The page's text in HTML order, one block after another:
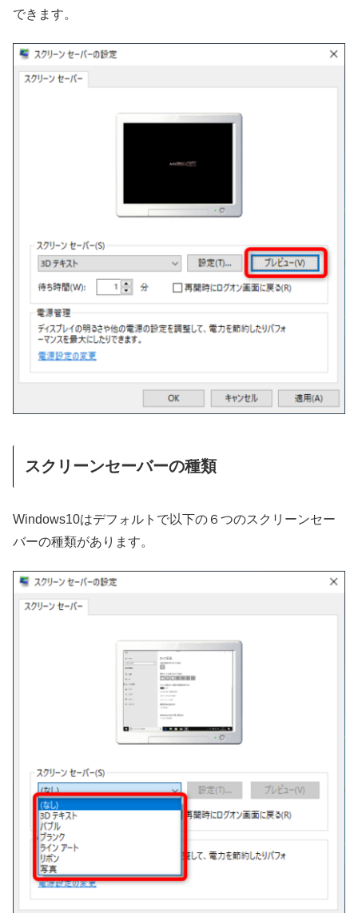
できます。
スクリーンセーバーの種類
Windows10はデフォルトで以下の６つのスクリーンセー
バーの種類があります。